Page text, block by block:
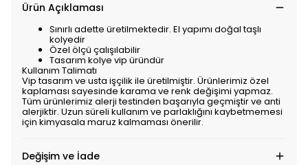
Ürün Açıklaması
Sınırlı adette üretilmektedir. El yapımı doğal taşlı
kolyedir
Özel ölçü çalışılabilir
Tasarım kolye vip üründür
Kullanım Talimatı
Vip tasarım ve usta işçilik ile üretilmiştir. Ürünlerimiz özel
kaplaması sayesinde karama ve renk değişimi yapmaz.
Tüm ürünlerimiz alerji testinden başarıyla geçmiştir ve anti
alerjiktir. Uzun süreli kullanım ve parlaklığını kaybetmemesi
için kimyasala maruz kalmaması önerilir.
Değişim ve İade